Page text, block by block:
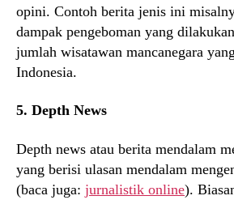
opini. Contoh berita jenis ini
dampak pengeboman yang
jumlah wisatawan mancanegara
Indonesia.
5. Depth News
Depth news atau berita mendalam
yang berisi ulasan mendalam
(baca juga: jurnalistik online).